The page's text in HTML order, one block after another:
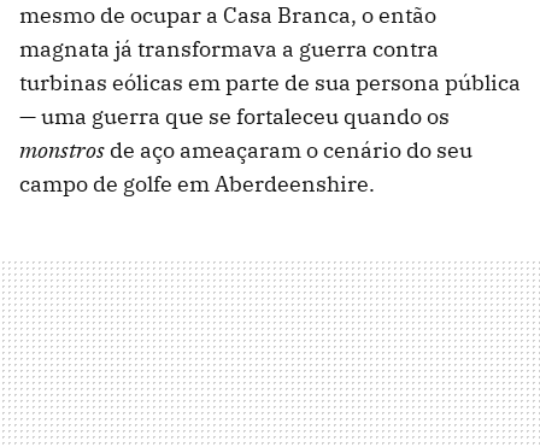
mesmo de ocupar a Casa Branca, o então
magnata já transformava a guerra contra
turbinas eólicas em parte de sua persona pública
— uma guerra que se fortaleceu quando os
monstros de aço ameaçaram o cenário do seu
campo de golfe em Aberdeenshire.